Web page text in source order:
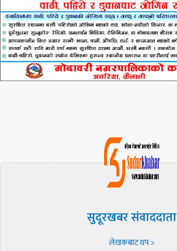
सुदूरखबर संवाददाता
लेखकबाट थप >